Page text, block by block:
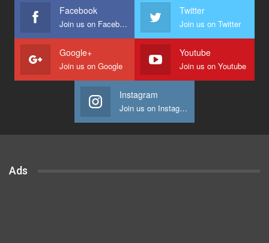
Facebook
Join us on Facebook
Twitter
Join us on Twitter
Google+
Join us on Google
Youtube
Join us on Youtube
Instagram
Join us on Instagram
Ads